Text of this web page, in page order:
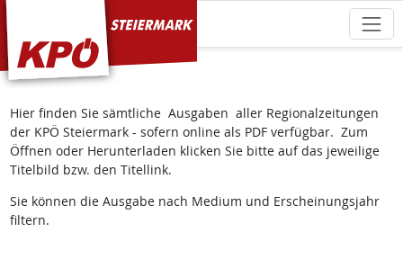
KPÖ Steiermark
Hier finden Sie sämtliche Ausgaben aller Regionalzeitungen
der KPÖ Steiermark - sofern online als PDF verfügbar. Zum
Öffnen oder Herunterladen klicken Sie bitte auf das jeweilige
Titelbild bzw. den Titellink.
Sie können die Ausgabe nach Medium und Erscheinungsjahr
filtern.